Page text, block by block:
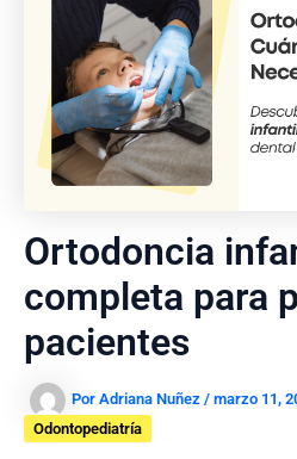
Ortodoncia
completa para
pacientes
Por Adriana Nuñez / marzo 11,
Odontopediatría